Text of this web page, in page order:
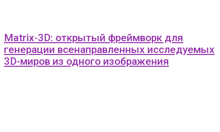
Matrix-3D: открытый фреймворк для
генерации всенаправленных исследуемых
3D-миров из одного изображения